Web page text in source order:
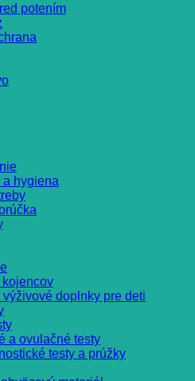
potením
a hygiena
kojencov
doplnky pre deti
a ovulačné testy
testy a prúžky